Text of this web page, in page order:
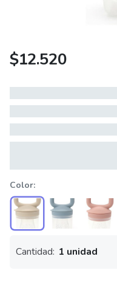
$12.520
Color
Cantidad: 1 unidad